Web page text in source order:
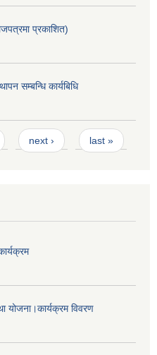
प्रकाशित)
सम्बन्धि कार्यबिधि
next › last »
विवरण